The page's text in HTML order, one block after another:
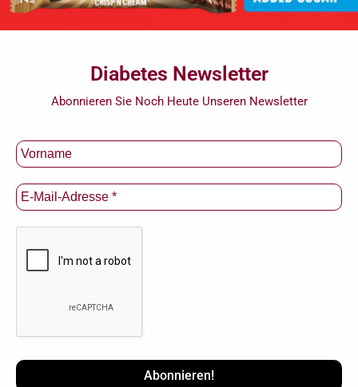
Diabetes Newsletter
Abonnieren Sie Noch Heute Unseren Newsletter